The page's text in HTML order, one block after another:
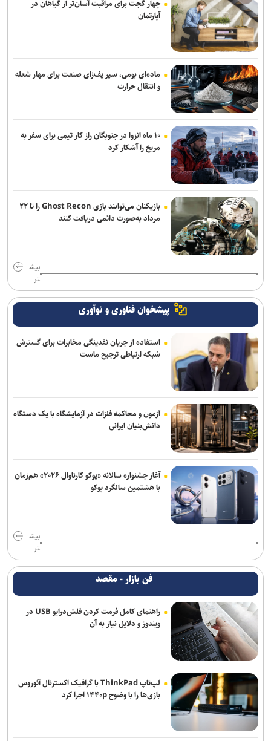
راهنمای کامل فرمت کردن فلش‌درایو USB در ویندوز و دلایل نیاز به آن
استارتاپ‌ها و صاحبان ایده می‌توانند برای حضور در الکام‌پیچ ثبت‌نام کنند
چهار گجت برای مراقبت آسان‌تر از گیاهان در
آپارتمان
ماده‌ای بومی، سپر پف‌زای صنعت برای مهار شعله
و انتقال حرارت
۱۰ ماه انزوا در جنوبگان راز کار تیمی برای سفر به
مریخ را آشکار کرد
بازیکنان می‌توانند بازی Ghost Recon را تا ۲۲
مرداد به‌صورت دائمی دریافت کنند
بیش
تر
پیشخوان فناوری و نوآوری
استفاده از جریان نقدینگی مخابرات برای گسترش
شبکه ارتباطی ترجیح ماست
آزمون و محاکمه فلزات در آزمایشگاه با یک دستگاه
دانش‌بنیان ایرانی
آغاز جشنواره سالانه «پوکو کارناوال ۲۰۲۶» هم‌زمان
با هشتمین سالگرد پوکو
بیش
تر
فن بازار - مقصد
راهنمای کامل فرمت کردن فلش‌درایو USB در
ویندوز و دلایل نیاز به آن
لپ‌تاپ ThinkPad با گرافیک اکسترنال آئوروس
بازی‌ها را با وضوح ۱۴۴۰p اجرا کرد